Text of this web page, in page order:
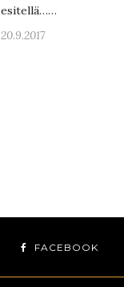
esitellä……
20.9.2017
FACEBOOK